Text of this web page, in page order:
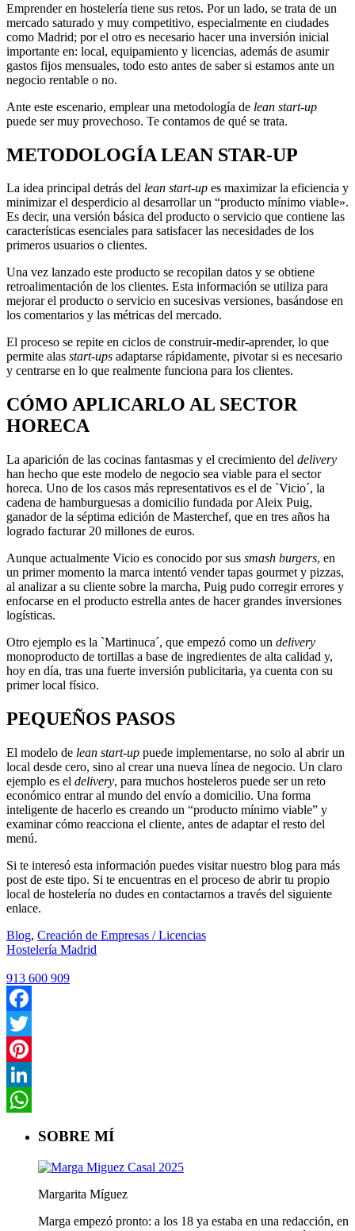
Emprender en hostelería tiene sus retos. Por un lado, se trata de un
mercado saturado y muy competitivo, especialmente en ciudades
como Madrid; por el otro es necesario hacer una inversión inicial
importante en: local, equipamiento y licencias, además de asumir
gastos fijos mensuales, todo esto antes de saber si estamos ante un
negocio rentable o no.
Ante este escenario, emplear una metodología de lean start-up
puede ser muy provechoso. Te contamos de qué se trata.
METODOLOGÍA LEAN STAR-UP
La idea principal detrás del lean start-up es maximizar la eficiencia y
minimizar el desperdicio al desarrollar un “producto mínimo viable».
Es decir, una versión básica del producto o servicio que contiene las
características esenciales para satisfacer las necesidades de los
primeros usuarios o clientes.
Una vez lanzado este producto se recopilan datos y se obtiene
retroalimentación de los clientes. Esta información se utiliza para
mejorar el producto o servicio en sucesivas versiones, basándose en
los comentarios y las métricas del mercado.
El proceso se repite en ciclos de construir-medir-aprender, lo que
permite alas start-ups adaptarse rápidamente, pivotar si es necesario
y centrarse en lo que realmente funciona para los clientes.
CÓMO APLICARLO AL SECTOR
HORECA
La aparición de las cocinas fantasmas y el crecimiento del delivery
han hecho que este modelo de negocio sea viable para el sector
horeca. Uno de los casos más representativos es el de `Vicio´, la
cadena de hamburguesas a domicilio fundada por Aleix Puig,
ganador de la séptima edición de Masterchef, que en tres años ha
logrado facturar 20 millones de euros.
Aunque actualmente Vicio es conocido por sus smash burgers, en
un primer momento la marca intentó vender tapas gourmet y pizzas,
al analizar a su cliente sobre la marcha, Puig pudo corregir errores y
enfocarse en el producto estrella antes de hacer grandes inversiones
logísticas.
Otro ejemplo es la `Martinuca´, que empezó como un delivery
monoproducto de tortillas a base de ingredientes de alta calidad y,
hoy en día, tras una fuerte inversión publicitaria, ya cuenta con su
primer local físico.
PEQUEÑOS PASOS
El modelo de lean start-up puede implementarse, no solo al abrir un
local desde cero, sino al crear una nueva línea de negocio. Un claro
ejemplo es el delivery, para muchos hosteleros puede ser un reto
económico entrar al mundo del envío a domicilio. Una forma
inteligente de hacerlo es creando un “producto mínimo viable” y
examinar cómo reacciona el cliente, antes de adaptar el resto del
menú.
Si te interesó esta información puedes visitar nuestro blog para más
post de este tipo. Si te encuentras en el proceso de abrir tu propio
local de hostelería no dudes en contactarnos a través del siguiente
enlace.
Blog, Creación de Empresas / Licencias
Hostelería Madrid
913 600 909
Facebook
Twitter
Pinterest
LinkedIn
SOBRE MÍ
Margarita Míguez
Marga empezó pronto: a los 18 ya estaba en una redacción, en